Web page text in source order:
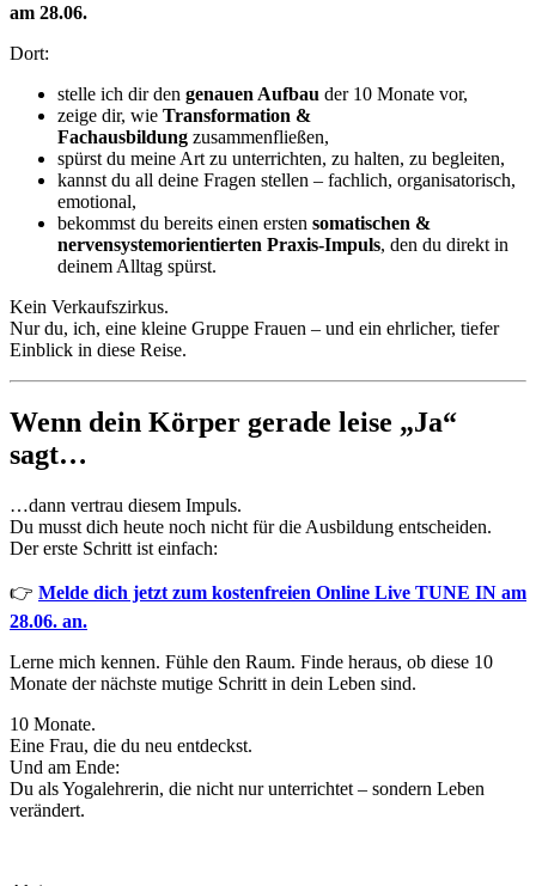
am 28.06.
Dort:
stelle ich dir den genauen Aufbau der 10 Monate vor,
zeige dir, wie Transformation &
Fachausbildung zusammenfließen,
spürst du meine Art zu unterrichten, zu halten, zu begleiten,
kannst du all deine Fragen stellen – fachlich, organisatorisch,
emotional,
bekommst du bereits einen ersten somatischen &
nervensystemorientierten Praxis-Impuls, den du direkt in
deinem Alltag spürst.
Kein Verkaufszirkus.
Nur du, ich, eine kleine Gruppe Frauen – und ein ehrlicher, tiefer
Einblick in diese Reise.
Wenn dein Körper gerade leise „Ja“
sagt…
…dann vertrau diesem Impuls.
Du musst dich heute noch nicht für die Ausbildung entscheiden.
Der erste Schritt ist einfach:
👉 Melde dich jetzt zum kostenfreien Online Live TUNE IN am
28.06. an.
Lerne mich kennen. Fühle den Raum. Finde heraus, ob diese 10
Monate der nächste mutige Schritt in dein Leben sind.
10 Monate.
Eine Frau, die du neu entdeckst.
Und am Ende:
Du als Yogalehrerin, die nicht nur unterrichtet – sondern Leben
verändert.